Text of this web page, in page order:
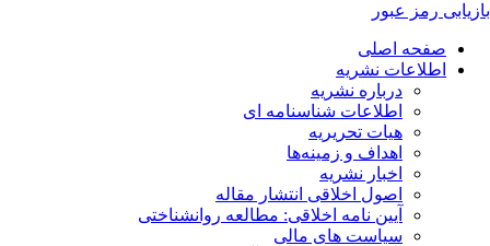
رمز عبور
صفحه اصلی
اطلاعات نشریه
درباره نشریه
اطلاعات شناسنامه ای
هیات تحریریه
اهداف و زمینه‌ها
اخبار نشریه
اصول اخلاقی انتشار مقاله
آیین نامه اخلاقی: مطالعه روانشناختی
سیاست های مالی